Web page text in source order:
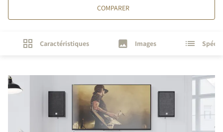
COMPARER
Caractéristiques Images